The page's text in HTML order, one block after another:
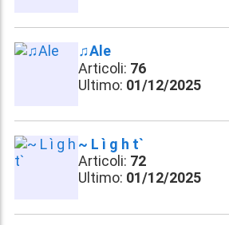
♫Ale
Articoli: 76
Ultimo: 01/12/2025
~ L ì g h t`
Articoli: 72
Ultimo: 01/12/2025